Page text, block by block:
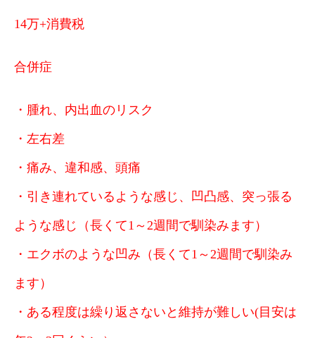
14万+消費税
合併症
・腫れ、内出血のリスク
・左右差
・痛み、違和感、頭痛
・引き連れているような感じ、凹凸感、突っ張る
ような感じ（長くて1～2週間で馴染みます）
・エクボのような凹み（長くて1～2週間で馴染み
ます）
・ある程度は繰り返さないと維持が難しい(目安は